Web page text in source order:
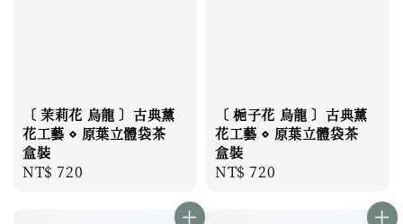
〔 茉莉花 烏龍 〕古典薰
花工藝 ⋄ 原葉立體袋茶
盒裝
Regular
NT$ 720
〔 梔子花 烏龍 〕古典薰
花工藝 ⋄ 原葉立體袋茶
盒裝
Regular
NT$ 720